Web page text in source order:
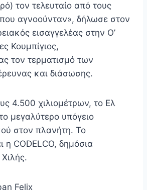
τον τελευταίο από τους
αγνοούνταν», δήλωσε στον
εισαγγελέας στην Ο’
Κουμπίγιος,
τον τερματισμό των
και διάσωσης.
4.500 χιλιομέτρων, το Ελ
μεγαλύτερο υπόγειο
στον πλανήτη. Το
η CODELCO, δημόσια
Felix